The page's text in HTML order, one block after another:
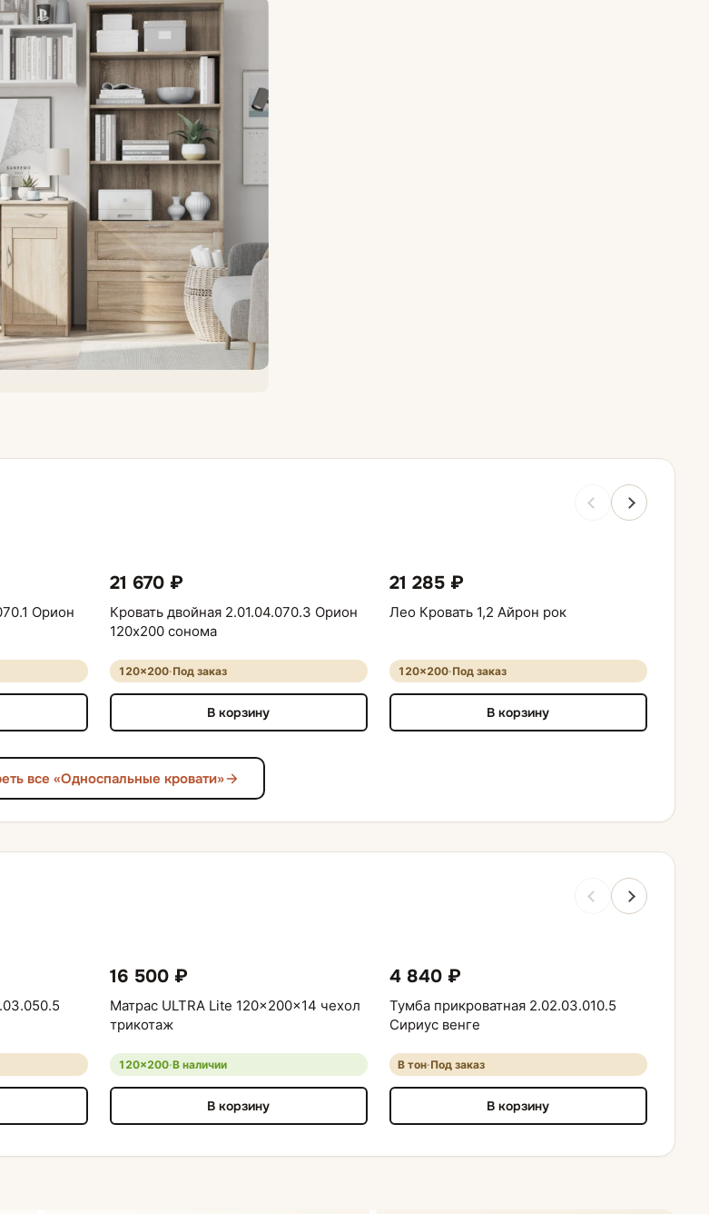
Орион
21 670 ₽
Кровать двойная 2.01.04.070.3 Орион
120х200 сонома
120×200·Под заказ
В корзину
21 285 ₽
Лео Кровать 1,2 Айрон рок
120×200·Под заказ
В корзину
все «Односпальные кровати»
16 500 ₽
Матрас ULTRA Lite 120x200x14 чехол
трикотаж
120×200·В наличии
В корзину
4 840 ₽
Тумба прикроватная 2.02.03.010.5
Сириус венге
В тон·Под заказ
В корзину